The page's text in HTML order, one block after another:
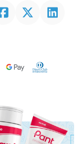
Twitter Linkedin
Google PayDiners Club